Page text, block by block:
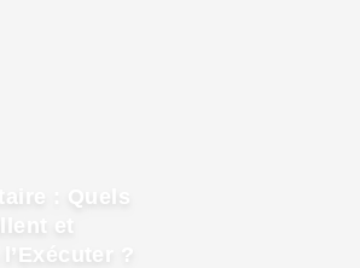
: Quels
et
?